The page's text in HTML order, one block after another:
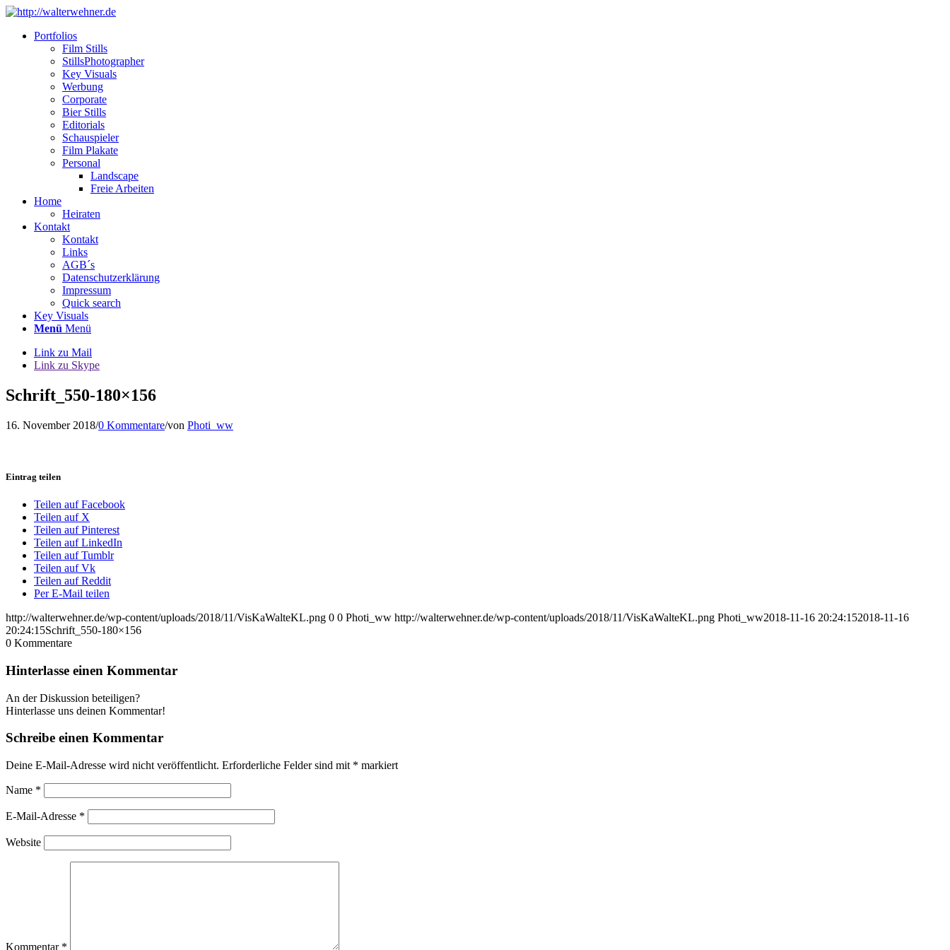
Portfolios
Film Stills
StillsPhotographer
Key Visuals
Werbung
Corporate
Bier Stills
Editorials
Schauspieler
Film Plakate
Personal
Landscape
Freie Arbeiten
Home
Heiraten
Kontakt
Kontakt
Links
AGB´s
Datenschutzerklärung
Impressum
Quick search
Key Visuals
Menü Menü
Link zu Mail
Link zu Skype
Schrift_550-180×156
16. November 2018/0 Kommentare/von Photi_ww
Eintrag teilen
Teilen auf Facebook
Teilen auf X
Teilen auf Pinterest
Teilen auf LinkedIn
Teilen auf Tumblr
Teilen auf Vk
Teilen auf Reddit
Per E-Mail teilen
http://walterwehner.de/wp-content/uploads/2018/11/VisKaWalteKL.png 0 0 Photi_ww http://walterwehner.de/wp-content/uploads/2018/11/VisKaWalteKL.png Photi_ww2018-11-16 20:24:152018-11-16
20:24:15Schrift_550-180×156
0 Kommentare
Hinterlasse einen Kommentar
An der Diskussion beteiligen?
Hinterlasse uns deinen Kommentar!
Schreibe einen Kommentar
Deine E-Mail-Adresse wird nicht veröffentlicht. Erforderliche Felder sind mit * markiert
Name *
E-Mail-Adresse *
Website
Kommentar *